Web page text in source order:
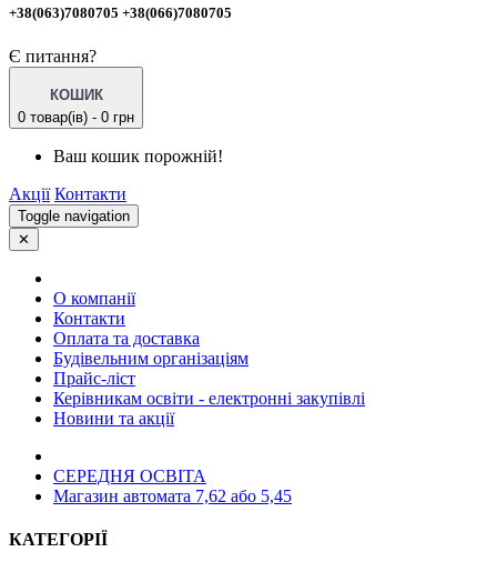
+38(063)7080705 +38(066)7080705
Є питання?
КОШИК
0 товар(ів) - 0 грн
Ваш кошик порожній!
Акції Контакти
Toggle navigation
✕
О компанії
Контакти
Оплата та доставка
Будівельним організаціям
Прайс-ліст
Керівникам освіти - електронні закупівлі
Новини та акції
СЕРЕДНЯ ОСВIТА
Магазин автомата 7,62 або 5,45
КАТЕГОРІЇ